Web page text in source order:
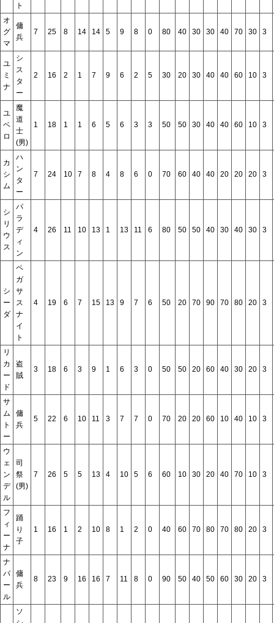
ト
オ
グ
マ
傭
兵
7 25 8 14 14 5 9 8 0 80 40 30 30 40 70 30 3
ユ
ミ
ナ
シ
ス
タ
ー
2 16 2 1 7 9 6 2 5 30 20 30 40 40 60 10 3
ユ
ベ
ロ
魔
道
士
(男)
1 18 1 1 6 5 6 3 3 50 50 30 40 40 60 10 3
カ
シ
ム
ハ
ン
タ
ー
7 24 10 7 8 4 8 6 0 70 60 40 40 20 20 20 3
シ
リ
ウ
ス
パ
ラ
デ
ィ
ン
4 26 11 10 13 1 13 11 6 80 50 50 40 30 40 30 3
シ
ー
ダ
ペ
ガ
サ
ス
ナ
イ
ト
4 19 6 7 15 13 9 7 6 50 20 70 90 70 80 20 3
リ
カ
ー
ド
盗
賊
3 18 6 3 9 1 6 3 0 50 50 20 60 40 30 20 3
サ
ム
ト
ー
傭
兵
5 22 6 10 11 3 7 7 0 70 20 20 60 10 40 10 3
ウ
ェ
ン
デ
ル
司
祭
(男)
7 26 5 5 13 4 10 5 6 60 10 30 20 40 70 10 3
フ
ィ
ー
ナ
踊
り
子
1 16 1 2 10 8 1 2 0 40 60 70 80 70 80 20 3
ナ
バ
ー
ル
傭
兵
8 23 9 16 16 7 11 8 0 90 50 40 50 60 30 20 3
ソ